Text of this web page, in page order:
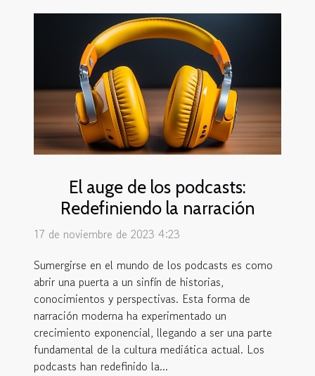
El auge de los podcasts:
Redefiniendo la narración
17 de noviembre de 2023 4:23
Sumergirse en el mundo de los podcasts es como
abrir una puerta a un sinfín de historias,
conocimientos y perspectivas. Esta forma de
narración moderna ha experimentado un
crecimiento exponencial, llegando a ser una parte
fundamental de la cultura mediática actual. Los
podcasts han redefinido la...